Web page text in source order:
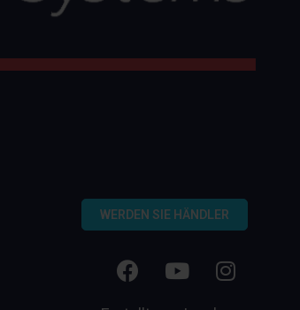
WERDEN SIE HÄNDLER